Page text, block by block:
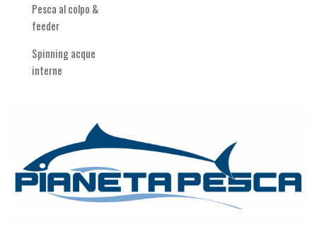
Pesca al colpo &
feeder
Spinning acque
interne